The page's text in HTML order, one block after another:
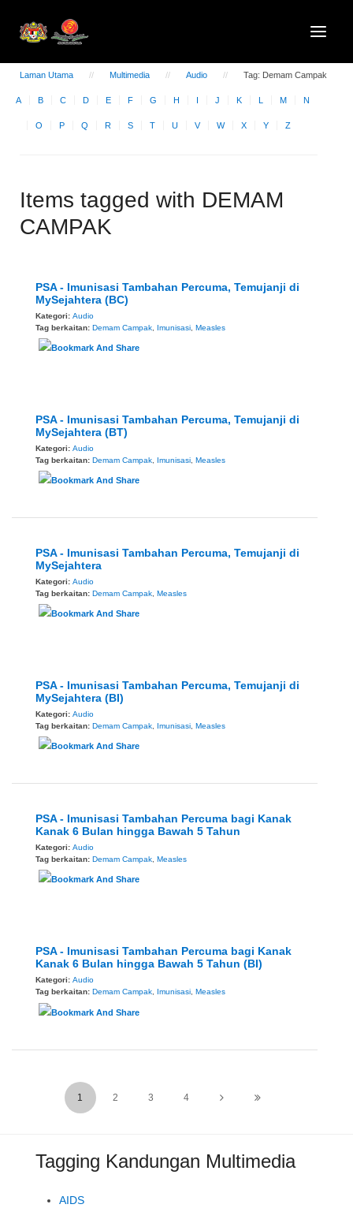
Laman Utama Multimedia Audio Tag: Demam Campak
A B C D E F G H I J K L M N
O P Q R S T U V W X Y Z
Items tagged with DEMAM
CAMPAK
PSA - Imunisasi Tambahan Percuma, Temujanji di
MySejahtera (BC)
Kategori: Audio
Tag berkaitan: Demam Campak Imunisasi Measles
PSA - Imunisasi Tambahan Percuma, Temujanji di
MySejahtera (BT)
Kategori: Audio
Tag berkaitan: Demam Campak Imunisasi Measles
PSA - Imunisasi Tambahan Percuma, Temujanji di
MySejahtera
Kategori: Audio
Tag berkaitan: Demam Campak Measles
PSA - Imunisasi Tambahan Percuma, Temujanji di
MySejahtera (BI)
Kategori: Audio
Tag berkaitan: Demam Campak, Imunisasi, Measles
PSA - Imunisasi Tambahan Percuma bagi Kanak
Kanak 6 Bulan hingga Bawah 5 Tahun
Kategori: Audio
Tag berkaitan: Demam Campak, Measles
PSA - Imunisasi Tambahan Percuma bagi Kanak
Kanak 6 Bulan hingga Bawah 5 Tahun (BI)
Kategori: Audio
Tag berkaitan: Demam Campak, Imunisasi, Measles
1 2 3 4
Tagging Kandungan Multimedia
AIDS